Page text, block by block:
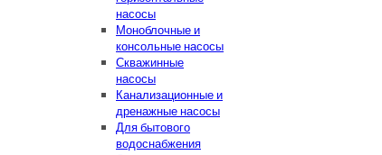
насосы
Моноблочные и
консольные насосы
Скважинные
насосы
Канализационные и
дренажные насосы
Для бытового
водоснабжения